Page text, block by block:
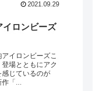
2021.09.29
ロンビーズ
イロンビーズこ
場とともにアク
じているのが
作「...